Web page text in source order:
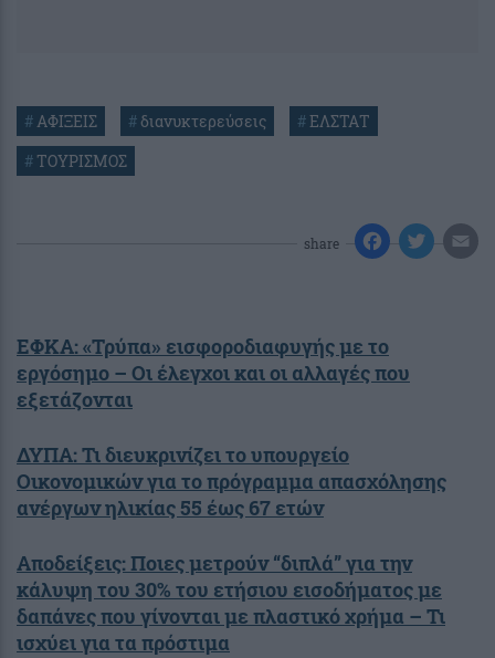
#ΑΦΙΞΕΙΣ # διανυκτερεύσεις #ΕΛΣΤΑΤ
# ΤΟΥΡΙΣΜΟΣ
share
ΕΦΚΑ: «Τρύπα» εισφοροδιαφυγής με το
εργόσημο – Οι έλεγχοι και οι αλλαγές που
εξετάζονται
ΔΥΠΑ: Τι διευκρινίζει το υπουργείο
Οικονομικών για το πρόγραμμα απασχόλησης
ανέργων ηλικίας 55 έως 67 ετών
Αποδείξεις: Ποιες μετρούν “διπλά” για την
κάλυψη του 30% του ετήσιου εισοδήματος με
δαπάνες που γίνονται με πλαστικό χρήμα – Τι
ισχύει για τα πρόστιμα